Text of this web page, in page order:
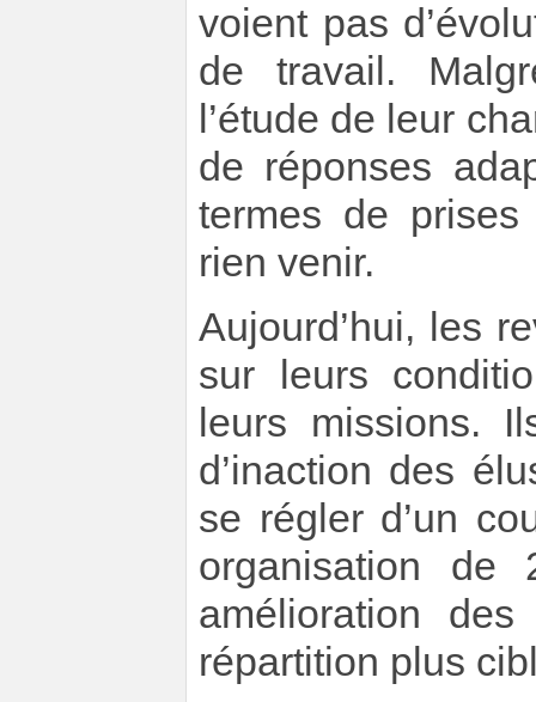
voient pas
de travail.
l’étude de leur
de réponses
termes de
rien venir.
Aujourd’hui, les
sur leurs
leurs missions.
d’inaction des
se régler d’un
organisation de
amélioration
répartition plus